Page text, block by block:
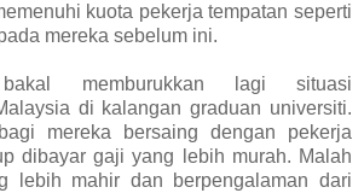
kuota pekerja tempatan seperti
mereka sebelum ini.
memburukkan lagi situasi
di kalangan graduan universiti.
mereka bersaing dengan pekerja
dibayar gaji yang lebih murah. Malah
lebih mahir dan berpengalaman dari